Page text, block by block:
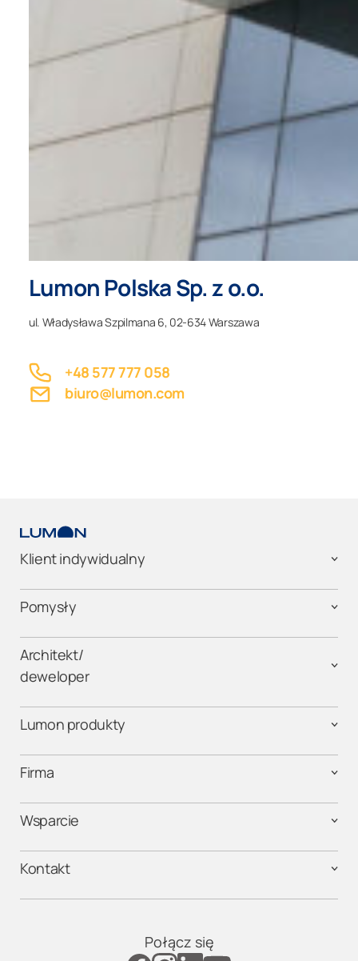
Lumon Polska Sp. z o.o.
ul. Władysława Szpilmana 6, 02-634 Warszawa
+48 577 777 058
biuro@lumon.com
Klient indywidualny
Pomysły
Architekt/
deweloper
Lumon produkty
Firma
Wsparcie
Kontakt
Połącz się